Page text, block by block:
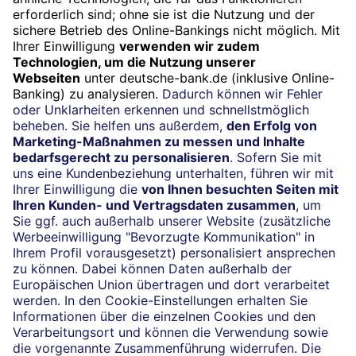
Geschäftskunden­beratung
Mo. bis Fr. 8.00 – 17.00
Impressum